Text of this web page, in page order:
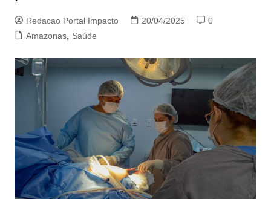
Redacao Portal Impacto 20/04/2025
0
Amazonas, Saúde